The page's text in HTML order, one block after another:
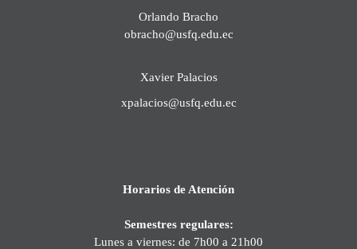
Orlando Bracho
obracho@usfq.edu.ec
Xavier Palacios
xpalacios@usfq.edu.ec
Horarios de Atención
Semestres regulares:
Lunes a viernes: de 7h00 a 21h00